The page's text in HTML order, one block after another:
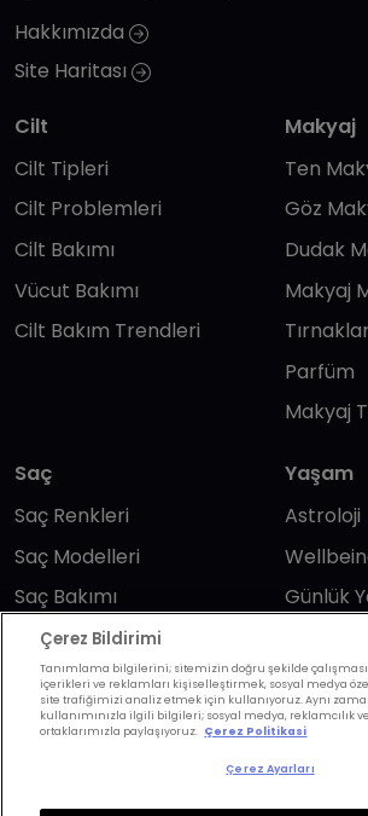
Hakkımızda
Site Haritası
Cilt
Cilt Tipleri
Cilt Problemleri
Cilt Bakımı
Vücut Bakımı
Cilt Bakım Trendleri
Makyaj
Ten
Göz
Dudak
Makyaj
Parfüm
Makyaj
Saç
Saç Renkleri
Saç Modelleri
Saç Bakımı
Saç Kesimi
Erkek Saç
Kuaförler
Yaşam
Astroloji
Günlük
Çerez Bildirimi
Tanımlama bilgilerini; sitemizin doğru şekilde
içerikleri ve reklamları kişiselleştirmek, sosyal medya
site trafiğimizi analiz etmek için kullanıyoruz. Aynı
kullanımınızla ilgili bilgileri; sosyal medya, reklamcılık
ortaklarımızla paylaşıyoruz. Çerez Politikasi
Çerez Ayarları